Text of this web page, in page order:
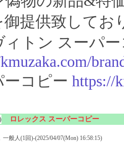
御提供致してお
ィトン スーパ
ーコピー https://
ロレックス スーパーコピー
一般人(1回)-(2025/04/07(Mon) 16:58:15)